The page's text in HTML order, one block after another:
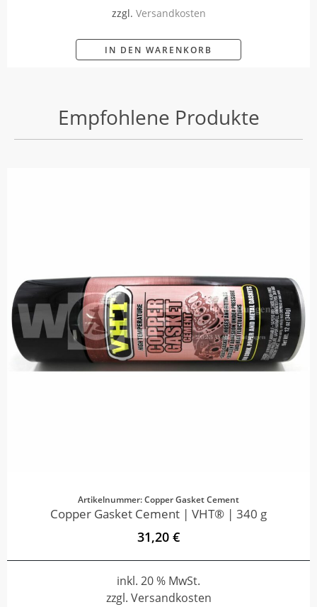
zzgl. Versandkosten
IN DEN WARENKORB
Empfohlene Produkte
Artikelnummer: Copper Gasket Cement
Copper Gasket Cement | VHT® | 340 g
31,20 €
inkl. 20 % MwSt.
zzgl. Versandkosten